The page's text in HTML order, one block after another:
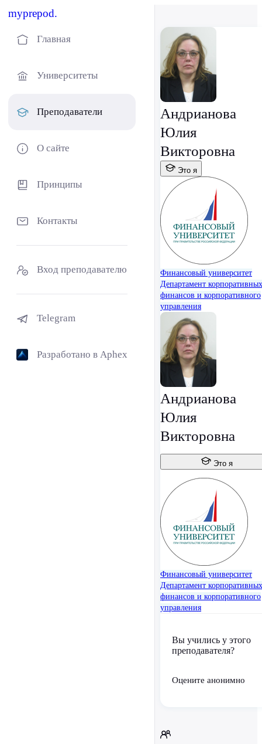
myprepod.
Главная
Университеты
Преподаватели
О сайте
Принципы
Контакты
Вход преподавателю
Telegram
Разработано в Aphex
Андрианова
Юлия
Викторовна
Это я
Финансовый университет
Департамент корпоративных
финансов и корпоративного
управления
Андрианова
Юлия
Викторовна
Это я
Финансовый университет
Департамент корпоративных
финансов и корпоративного
управления
Вы учились у этого
преподавателя?
Оцените анонимно